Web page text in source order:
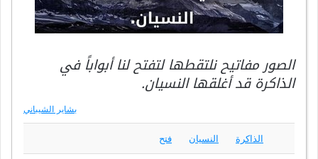
الصور مفاتيح نلتقطها لتفتح لنا أبواباً في
الذاكرة قد أغلقها النسيان.
بشاير الشيباني
الذاكرة النسيان فتح